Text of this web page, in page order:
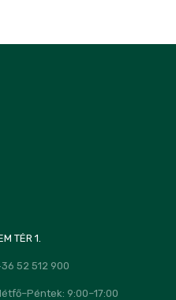
TÉR 1.
52 512 900
9:00–17:00